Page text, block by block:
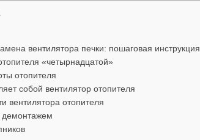
вентилятора печки: пошаговая инструкция
«четырнадцатой»
отопителя
собой вентилятор отопителя
вентилятора отопителя
демонтажем